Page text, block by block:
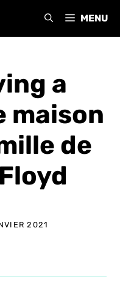
MENU
a
maison
de
2021